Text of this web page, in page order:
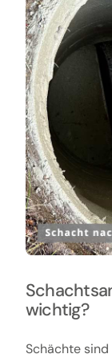
wichtig?
Schächte